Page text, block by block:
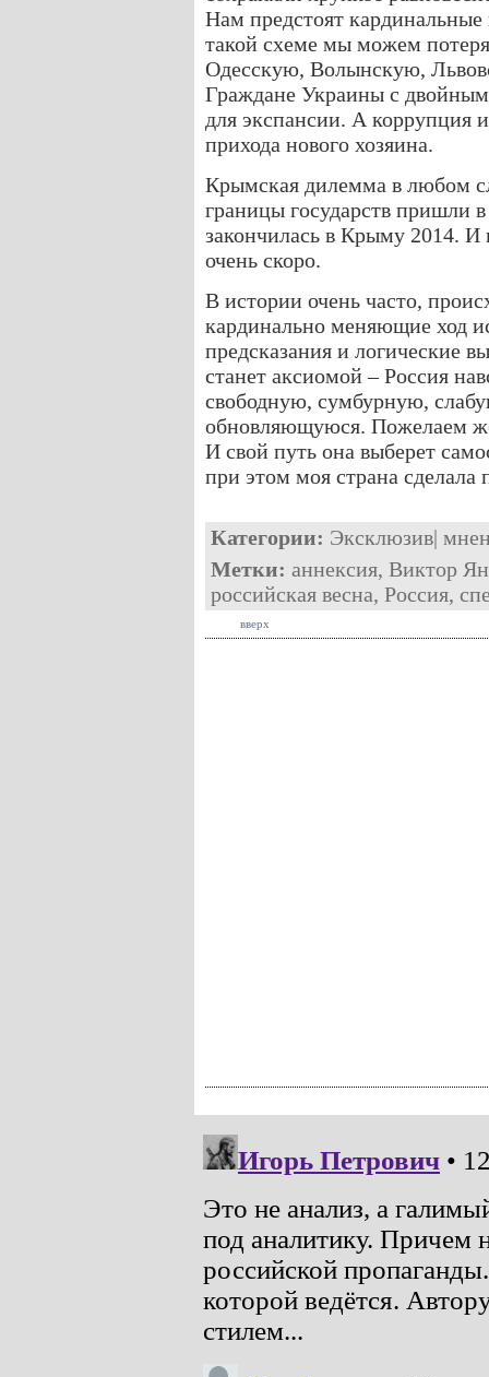
Нам предстоят
такой схеме мы можем
Одесскую, Волынскую,
Граждане Украины с
для экспансии. А коррупция
прихода нового хозяина.
Крымская дилемма в любом
границы государств пришли
закончилась в Крыму 2014. И
очень скоро.
В истории очень часто,
кардинально меняющие ход
предсказания и логические
станет аксиомой – Россия
свободную, сумбурную,
обновляющуюся. Пожелаем
И свой путь она выберет
при этом моя страна
Категории: Эксклюзив|
Метки: аннексия, Виктор
российская весна, Россия,
вверх